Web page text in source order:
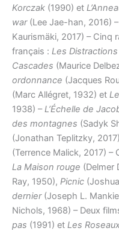
Korczak (1990) et
war(Lee Jae-han, 2016) –
Kaurismäki, 2017) – Cinq
français : Les Distractions
Cascades (Maurice
ordonnance (Jacques
(Marc Allégret, 1932) et
1938) –L’Échelle de
des montagnes (Sadyk
(Jonathan Teplitzky,
(Terrence Malick, 2017)
La Maison rouge (Delmer
Ray, 1950), Picnic
dernier(Joseph L.
Nichols, 1968) – Deux
pas (1991) et Les